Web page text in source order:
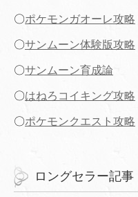
〇ポケモンガオーレ攻略
〇サンムーン体験版攻略
〇サンムーン育成論
〇はねろコイキング攻略
〇ポケモンクエスト攻略
ロングセラー記事